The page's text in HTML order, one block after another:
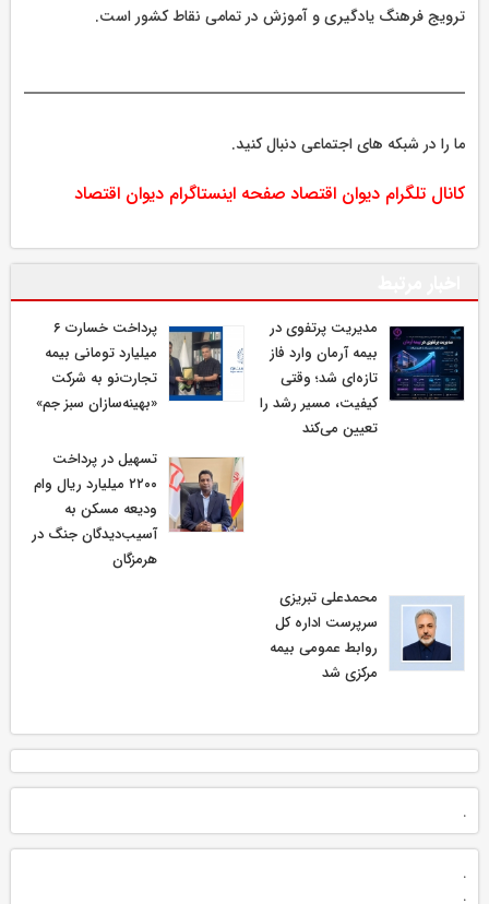
ترویج فرهنگ یادگیری و آموزش در تمامی نقاط کشور است.
ما را در شبکه های اجتماعی دنبال کنید.
کانال تلگرام دیوان اقتصاد صفحه اینستاگرام دیوان اقتصاد
مدیریت پرتفوی در
بیمه آرمان وارد فاز
تازه‌ای شد؛ وقتی
کیفیت، مسیر رشد را
تعیین می‌کند
پرداخت خسارت ۶
میلیارد تومانی بیمه
تجارت‌نو به شرکت
«بهینه‌سازان سبز جم»
تسهیل در پرداخت
۲۲۰۰ میلیارد ریال وام
ودیعه مسکن به
آسیب‌دیدگان جنگ در
هرمزگان
محمدعلی تبریزی
سرپرست اداره كل
روابط عمومی بیمه
مركزی شد
.
.
.